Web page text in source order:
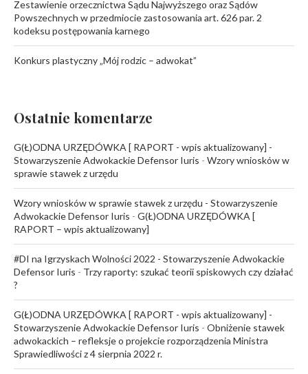
Zestawienie orzecznictwa Sądu Najwyższego oraz Sądów
Powszechnych w przedmiocie zastosowania art. 626 par. 2
kodeksu postępowania karnego
Konkurs plastyczny „Mój rodzic – adwokat”
Ostatnie komentarze
G(Ł)ODNA URZĘDÓWKA [ RAPORT - wpis aktualizowany] -
Stowarzyszenie Adwokackie Defensor Iuris - Wzory wniosków w
sprawie stawek z urzędu
Wzory wniosków w sprawie stawek z urzędu - Stowarzyszenie
Adwokackie Defensor Iuris - G(Ł)ODNA URZĘDÓWKA [
RAPORT – wpis aktualizowany]
#DI na Igrzyskach Wolności 2022 - Stowarzyszenie Adwokackie
Defensor Iuris - Trzy raporty: szukać teorii spiskowych czy działać
?
G(Ł)ODNA URZĘDÓWKA [ RAPORT - wpis aktualizowany] -
Stowarzyszenie Adwokackie Defensor Iuris - Obniżenie stawek
adwokackich – refleksje o projekcie rozporządzenia Ministra
Sprawiedliwości z 4 sierpnia 2022 r.